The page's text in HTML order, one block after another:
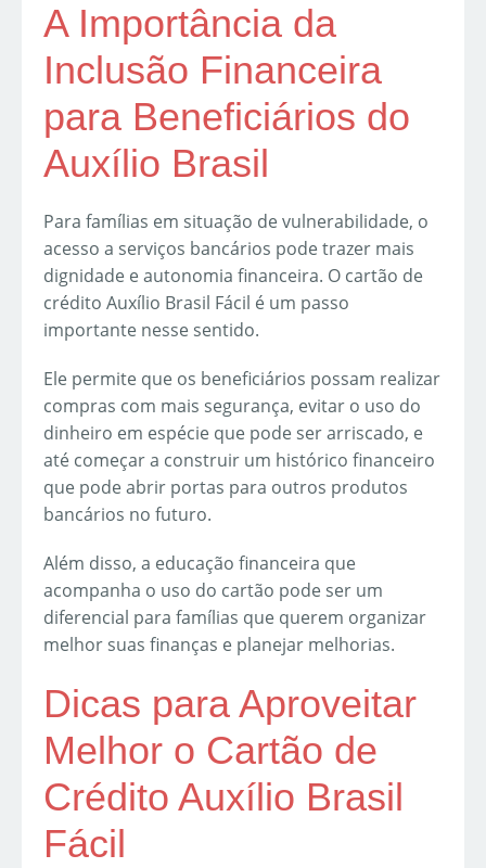
A Importância da
Inclusão Financeira
para Beneficiários do
Auxílio Brasil
Para famílias em situação de vulnerabilidade, o
acesso a serviços bancários pode trazer mais
dignidade e autonomia financeira. O cartão de
crédito Auxílio Brasil Fácil é um passo
importante nesse sentido.
Ele permite que os beneficiários possam realizar
compras com mais segurança, evitar o uso do
dinheiro em espécie que pode ser arriscado, e
até começar a construir um histórico financeiro
que pode abrir portas para outros produtos
bancários no futuro.
Além disso, a educação financeira que
acompanha o uso do cartão pode ser um
diferencial para famílias que querem organizar
melhor suas finanças e planejar melhorias.
Dicas para Aproveitar
Melhor o Cartão de
Crédito Auxílio Brasil
Fácil